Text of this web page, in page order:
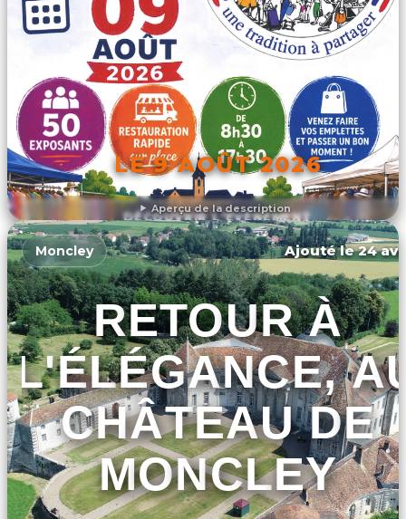
Aperçu de la description
LE 9 AOÛT 2026
DÉCOUVRIR L'ÉVÉNEMENT
Moncley Ajouté le 24
RETOUR À
L'ÉLÉGANCE,
CHÂTEAU DE
MONCLEY